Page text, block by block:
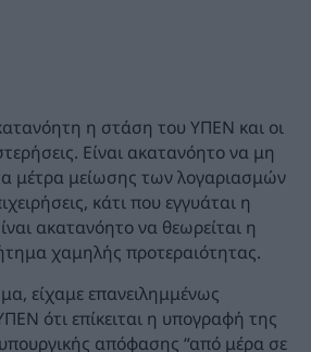
η στάση του ΥΠΕΝ και οι
Είναι ακατανόητο να μη
μέτρα μείωσης των λογαριασμών
κάτι που εγγυάται η
ακατανόητο να θεωρείται η
χαμηλής προτεραιότητας.
είχαμε επανειλημμένως
ότι επίκειται η υπογραφή της
απόφασης “από μέρα σε